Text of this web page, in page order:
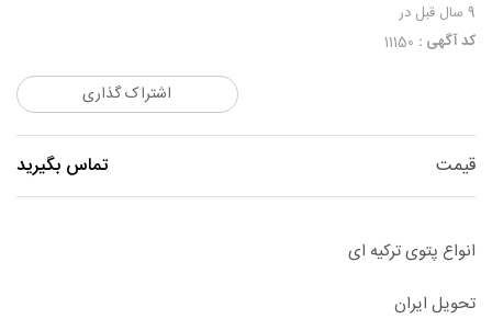
9 سال قبل
در
کد آگهی :
اشتراک گذاری
قیمت تماس بگیرید
انواع پتوی ترکیه ای
تحویل ایران